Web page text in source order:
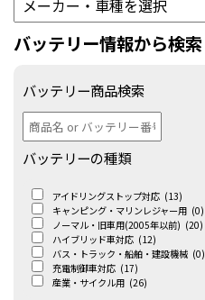
バッテリー情報から検索
バッテリー商品検索
バッテリーの種類
アイドリングストップ対応 (13)
キャンピング・マリンレジャー用 (0)
ノーマル・旧車用(2005年以前) (20)
ハイブリッド車対応 (12)
バス・トラック・船舶・建設機械 (0)
充電制御車対応 (17)
産業・サイクル用 (26)